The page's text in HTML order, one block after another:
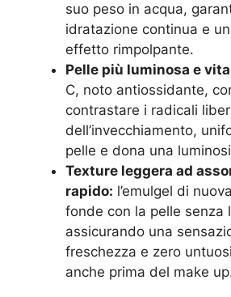
suo peso in acqua,
idratazione continua e
effetto rimpolpante.
Pelle più luminosa e
C, noto antiossidante,
contrastare i radicali
dell’invecchiamento,
pelle e dona una
Texture leggera ad
rapido: l’emulgel di
fonde con la pelle senza
assicurando una
freschezza e zero
anche prima del make